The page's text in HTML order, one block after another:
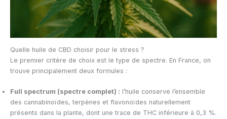
Quelle huile de CBD choisir pour le stress ?
Le premier critère de choix est le type de spectre. En France, on
trouve principalement deux formules :
Full spectrum (spectre complet) : l’huile conserve l’ensemble
des cannabinoïdes, terpènes et flavonoïdes naturellement
présents dans la plante, dont une trace de THC inférieure à 0,3 %.